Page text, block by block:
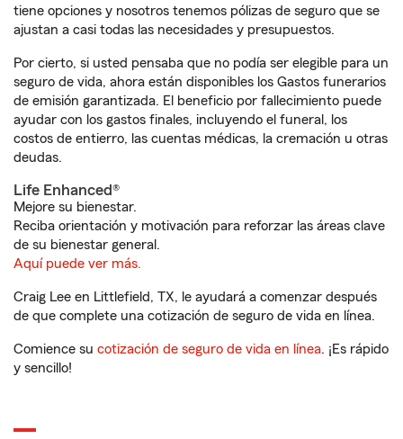
tiene opciones y nosotros tenemos pólizas de seguro que se
ajustan a casi todas las necesidades y presupuestos.
Por cierto, si usted pensaba que no podía ser elegible para un
seguro de vida, ahora están disponibles los Gastos funerarios
de emisión garantizada. El beneficio por fallecimiento puede
ayudar con los gastos finales, incluyendo el funeral, los
costos de entierro, las cuentas médicas, la cremación u otras
deudas.
Life Enhanced®
Mejore su bienestar.
Reciba orientación y motivación para reforzar las áreas clave
de su bienestar general.
Aquí puede ver más.
Craig Lee en Littlefield, TX, le ayudará a comenzar después
de que complete una cotización de seguro de vida en línea.
Comience su cotización de seguro de vida en línea. ¡Es rápido
y sencillo!